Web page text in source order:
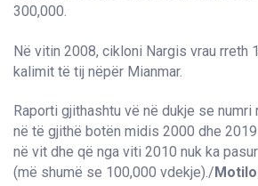
300,000.
Në vitin 2008, cikloni Nargis vrau rreth
kalimit të tij nëpër Mianmar.
Raporti gjithashtu vë në dukje se
në të gjithë botën midis 2000 dhe
në vit dhe që nga viti 2010 nuk ka
(më shumë se 100,000 vdekje)./